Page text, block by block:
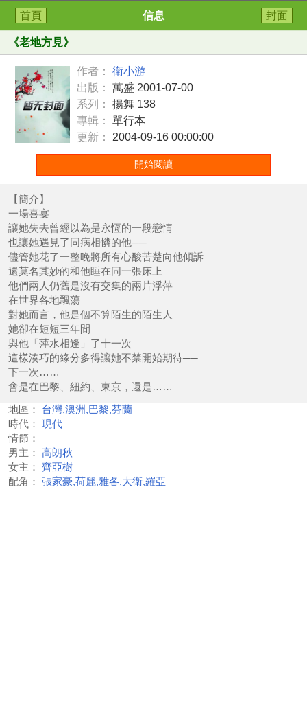
首頁 信息 封面
《老地方見》
作者：
衛小游
出版：
萬盛 2001-07-00
系列：
揚舞 138
專輯：
單行本
更新：
2004-09-16 00:00:00
開始閱讀
【簡介】
一場喜宴
讓她失去曾經以為是永恆的一段戀情
也讓她遇見了同病相憐的他──
儘管她花了一整晚將所有心酸苦楚向他傾訴
還莫名其妙的和他睡在同一張床上
他們兩人仍舊是沒有交集的兩片浮萍
在世界各地飄蕩
對她而言，他是個不算陌生的陌生人
她卻在短短三年間
與他「萍水相逢」了十一次
這樣湊巧的緣分多得讓她不禁開始期待──
下一次……
會是在巴黎、紐約、東京，還是……
地區：
台灣,澳洲,巴黎,芬蘭
時代：
現代
情節：
男主：
高朗秋
女主：
齊亞樹
配角：
張家豪,荷麗,雅各,大衛,羅亞